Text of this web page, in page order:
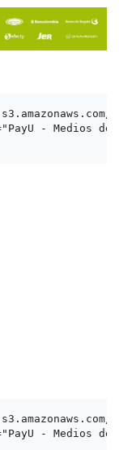
- Medios de
- Medios de